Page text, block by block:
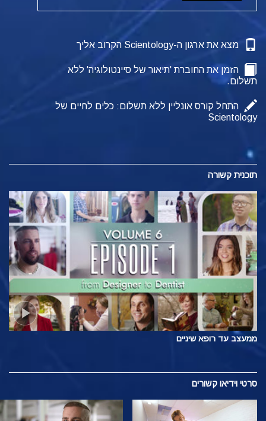
מצא את ארגון ה-Scientology הקרוב אליך
הזמן את החוברת 'תיאור של סיינטולוגיה' ללא
תשלום.
התחל קורס אונליין ללא תשלום: כלים לחיים של
Scientology
תוכנית קשורה
ממעצב עד רופא שיניים
סרטי וידיאו קשורים